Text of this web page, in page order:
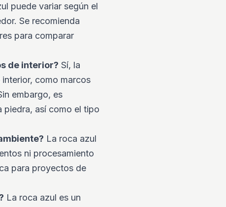
puede variar según el
Se recomienda
para comparar
de interior? Sí, la
como marcos
embargo, es
piedra, así como el tipo
La roca azul
ni procesamiento
para proyectos de
La roca azul es un